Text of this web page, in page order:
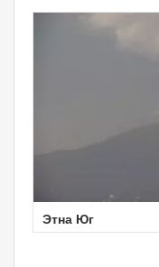
Этна Юг